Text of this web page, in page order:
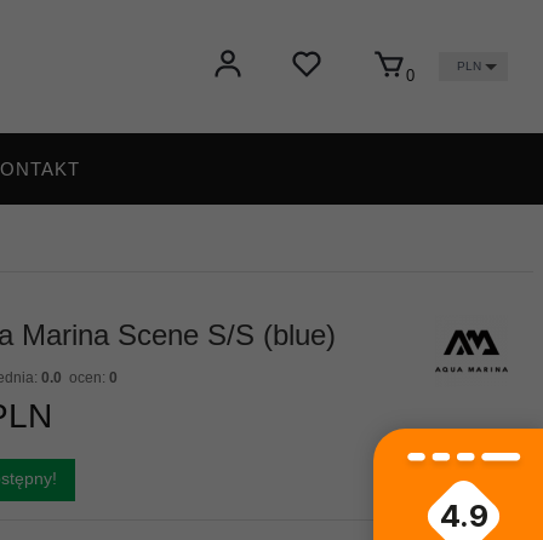
0 PLN
Marina Scene S/S (blue)
0.0 ocen: 0
4.9